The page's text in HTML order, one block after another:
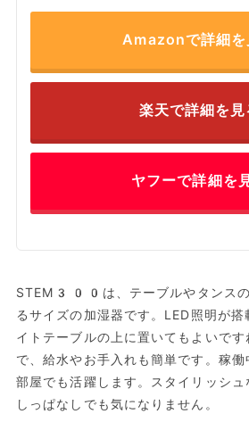
Amazonで詳細を
楽天で詳細を見
ヤフーで詳細を
STEM300は、テーブルやタンスの
るサイズの加湿器です。LED照明が
イトテーブルの上に置いてもよいで
で、給水やお手入れも簡単です。稼
部屋でも活躍します。スタイリッシュ
しっぱなしでも気になりません。